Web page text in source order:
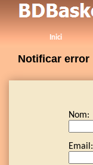
Inici
Notificar error
Nom:
Email: